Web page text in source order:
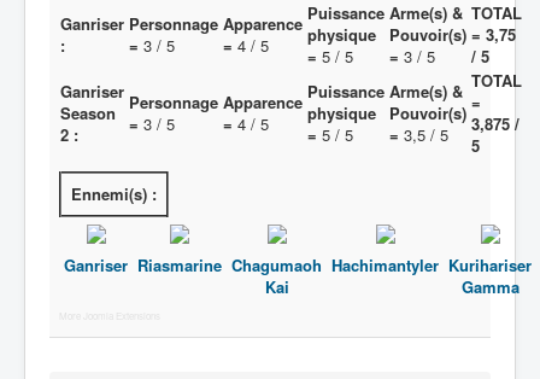
Ganriser
:
Personnage
= 3 / 5
Apparence
= 4 / 5
Puissance
physique
= 5 / 5
Arme(s) &
Pouvoir(s)
= 3 / 5
TOTAL
= 3,75
/ 5
Ganriser
Season
2 :
Personnage
= 3 / 5
Apparence
= 4 / 5
Puissance
physique
= 5 / 5
Arme(s) &
Pouvoir(s)
= 3,5 / 5
TOTAL
=
3,875 /
5
Ennemi(s) :
Ganriser Riasmarine Chagumaoh
Kai
Hachimantyler Kurihariser
Gamma
More Joomla Extensions